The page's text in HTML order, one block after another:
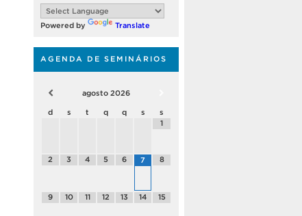
Powered by Translate
AGENDA DE SEMINÁRIOS
agosto 2026
d s t q q s
s
1
2 3 4 5 6 7 8
9 10 11 12 13 14 15